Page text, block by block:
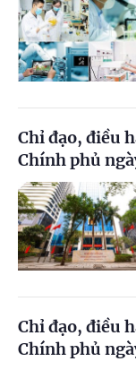
Chỉ đạo, điều
Chính phủ
Chỉ đạo, điều
Chính phủ